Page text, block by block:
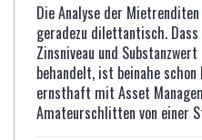
Die Analyse der
geradezu dilettantisch.
Zinsniveau und
behandelt, ist beinahe
ernsthaft mit Asset
Amateurschlitten von einer